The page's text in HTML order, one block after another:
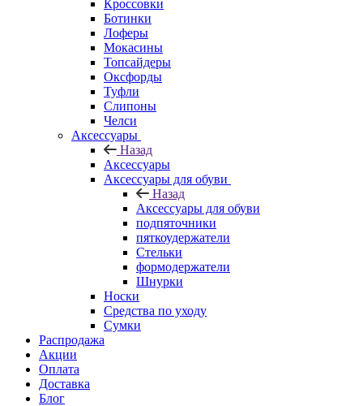
Кроссовки
Ботинки
Лоферы
Мокасины
Топсайдеры
Оксфорды
Туфли
Слипоны
Челси
Аксессуары
Назад
Аксессуары
Аксессуары для обуви
Назад
Аксессуары для обуви
подпяточники
пяткоудержатели
Стельки
формодержатели
Шнурки
Носки
Средства по уходу
Сумки
Распродажа
Акции
Оплата
Доставка
Блог